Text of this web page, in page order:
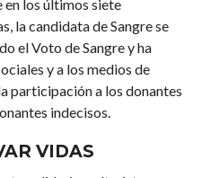
en los últimos siete
la candidata de Sangre se
el Voto de Sangre y ha
y a los medios de
participación a los donantes
indecisos.
VIDAS